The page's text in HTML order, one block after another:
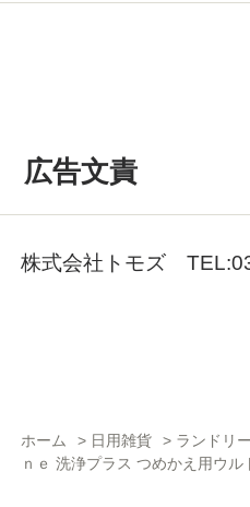
広告文責
株式会社トモズ
ホーム > 日用雑貨 > ランドリー
ｎｅ 洗浄プラス つめかえ用ウ